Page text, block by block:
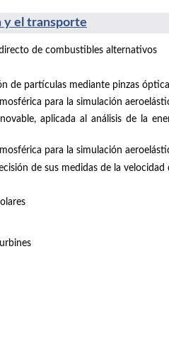
y el transporte
de combustibles alternativos
de partículas mediante pinzas
para la simulación
aplicada al análisis de la
para la simulación
de sus medidas de la velocidad